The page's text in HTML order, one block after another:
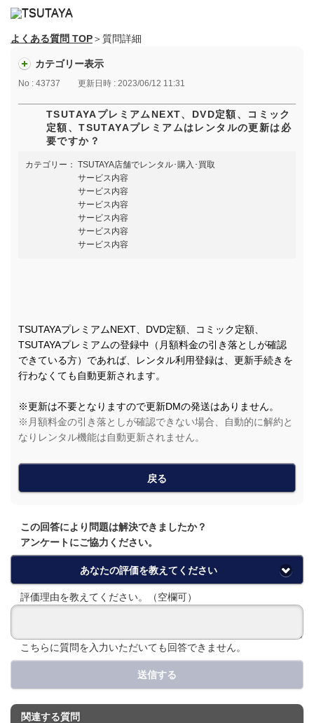
よくある質問 TOP＞質問詳細
カテゴリー表示
No : 43737 更新日時 : 2023/06/12 11:31
TSUTAYAプレミアムNEXT、DVD定額、コミック
定額、TSUTAYAプレミアムはレンタルの更新は必
要ですか？
カテゴリー： TSUTAYA店舗でレンタル･購入･買取
サービス内容
サービス内容
サービス内容
サービス内容
サービス内容
サービス内容
TSUTAYAプレミアムNEXT、DVD定額、コミック定額、
TSUTAYAプレミアムの登録中（月額料金の引き落としが確認
できている方）であれば、レンタル利用登録は、更新手続きを
行わなくても自動更新されます。
※更新は不要となりますので更新DMの発送はありません。
※月額料金の引き落としが確認できない場合、自動的に解約と
なりレンタル機能は自動更新されません。
戻る
この回答により問題は解決できましたか？
アンケートにご協力ください。
あなたの評価を教えてください
評価理由を教えてください。（空欄可）
こちらに質問を入力いただいても回答できません。
送信する
関連する質問